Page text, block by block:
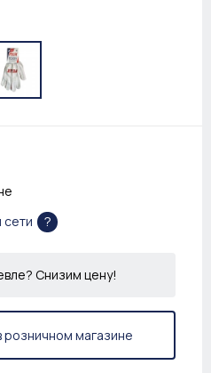
сети ?
Снизим цену!
розничном магазине